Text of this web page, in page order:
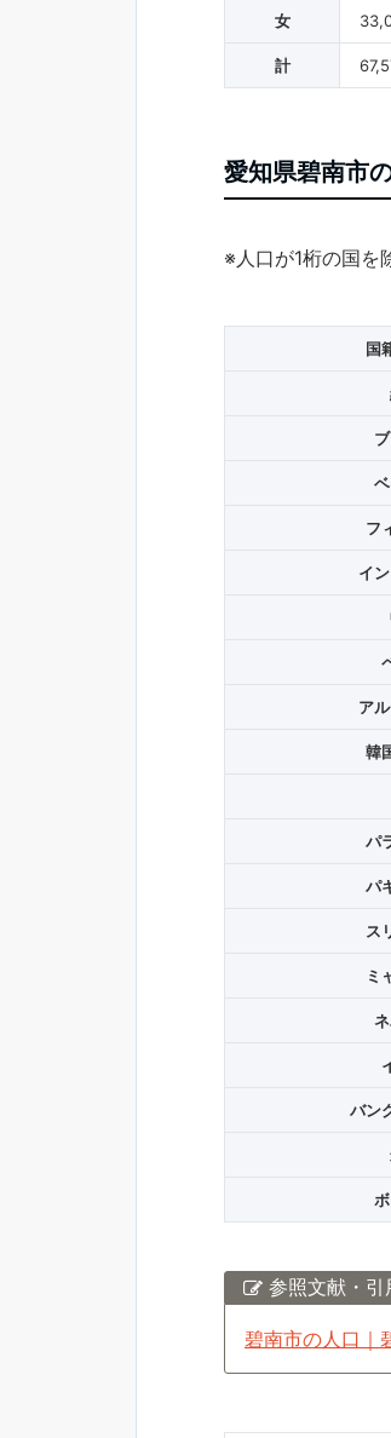
女
計
愛知県碧南市
※人口が1桁の国を
国
フ
イ
ア
韓
パ
パ
ス
ミ
バン
参照文献・引
碧南市の人口｜